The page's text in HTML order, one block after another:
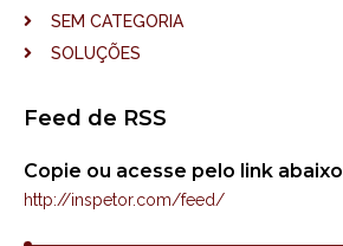
SEM CATEGORIA
SOLUÇÕES
Feed de RSS
Copie ou acesse pelo link abaixo
http://inspetor.com/feed/